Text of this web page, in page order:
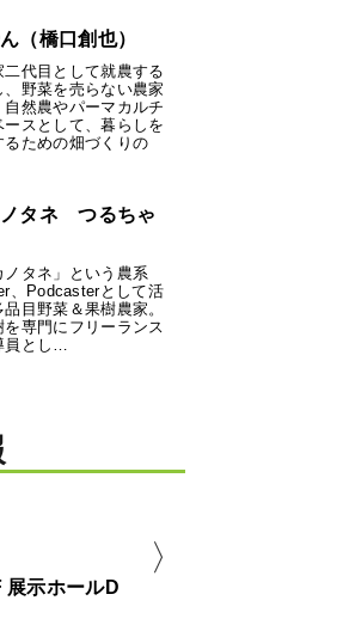
（橋口創也）
二代目として就農する
、野菜を売らない農家
自然農やパーマカルチ
ースとして、暮らしを
るための畑づくりの
ノタネ つるちゃ
ノタネ」という農系
、Podcasterとして活
目野菜＆果樹農家。
を専門にフリーランス
員とし…
展示ホールD